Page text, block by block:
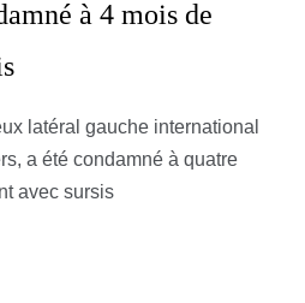
à 4 mois de
latéral gauche international
a été condamné à quatre
avec sursis